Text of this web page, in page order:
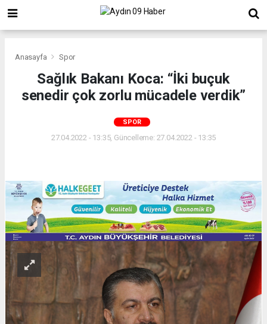
Anasayfa Spor
Sağlık Bakanı Koca: “İki buçuk
senedir çok zorlu mücadele verdik”
SPOR
27.04.2022 - 13:35, Güncelleme: 27.04.2022 - 13:35